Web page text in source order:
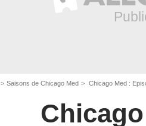
Saisons de Chicago Med Chicago Med :